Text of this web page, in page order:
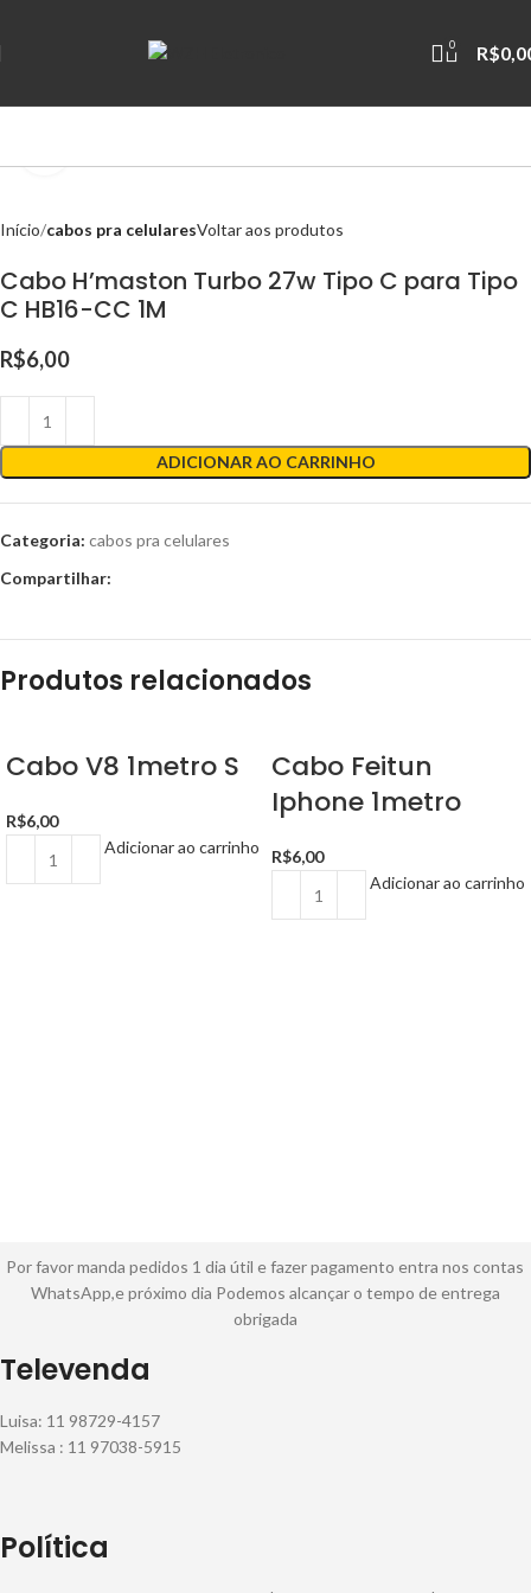
0 R$
Início cabos pra celularesVoltar aos produtos
Cabo H’maston Turbo 27w Tipo C para Tipo
C HB16-CC 1M
R$6,00
ADICIONAR AO CARRINHO
Categoria: cabos pra celulares
Compartilhar:
Produtos relacionados
Cabo V8 1metro S
R$6,00
Adicionar ao carrinho
Cabo Feitun
Iphone 1metro
R$6,00
Adicionar ao carrinho
Por favor manda pedidos 1 dia útil e fazer pagamento entra nos contas
WhatsApp,e próximo dia Podemos alcançar o tempo de entrega
obrigada
Televenda
Luisa: 11 98729-4157
Melissa : 11 97038-5915
Política